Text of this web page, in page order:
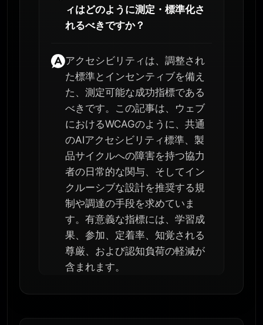
ィはどのように測定・標準化さ
れるべきですか？
アクセシビリティは、調整され
た標準とインセンティブを備え
た、測定可能な成功指標である
べきです。この記事は、ウェブ
におけるWCAGのように、共通
のAIアクセシビリティ標準、製
品サイクルへの障害を持つ協力
者の日常的な関与、そしてイン
クルーシブな設計を推奨する規
制や調達の手段を求めていま
す。有意義な指標には、学習成
果、参加、定着率、知覚される
尊厳、および認知負荷の軽減が
含まれます。